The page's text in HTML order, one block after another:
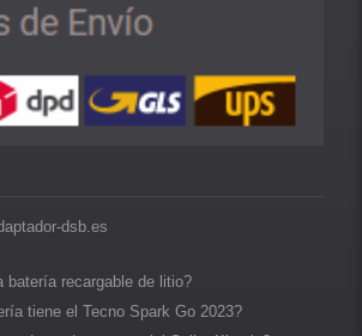
dsb.es
batería recargable de litio?
tiene el Tecno Spark Go 2023?